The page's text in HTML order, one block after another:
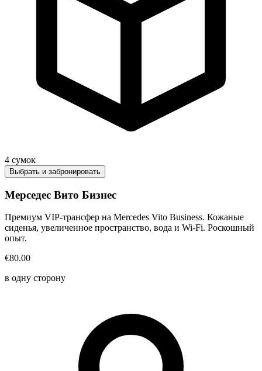
4 сумок
Выбрать и забронировать
Мерседес Вито Бизнес
Премиум VIP-трансфер на Mercedes Vito Business. Кожаные
сиденья, увеличенное пространство, вода и Wi-Fi. Роскошный
опыт.
€80.00
в одну сторону